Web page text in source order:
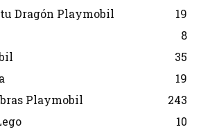
Dragón Playmobil
19
8
35
19
Playmobil
243
10